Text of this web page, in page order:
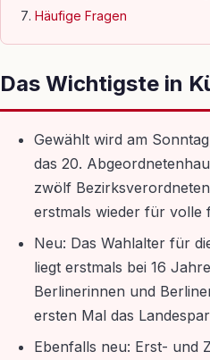
Häufige Fragen
Das Wichtigste in
Gewählt wird am
das 20.
zwölf
erstmals wieder für volle
Neu: Das Wahlalter für
liegt erstmals bei 16
Berlinerinnen und
ersten Mal das
Ebenfalls neu: Erst- und